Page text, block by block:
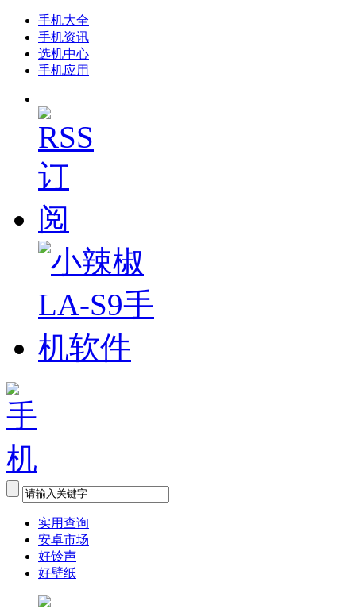
手机大全
手机资讯
选机中心
手机应用
实用查询
安卓市场
好铃声
好壁纸